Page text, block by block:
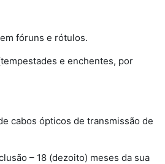
fóruns e rótulos.
e enchentes, por
cabos ópticos de transmissão de
– 18 (dezoito) meses da sua